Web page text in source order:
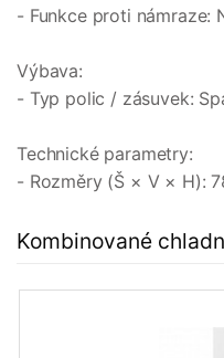
- Funkce proti námraze:
Výbava:
- Typ polic / zásuvek:
Technické parametry:
- Rozměry (Š × V × H):
Kombinované